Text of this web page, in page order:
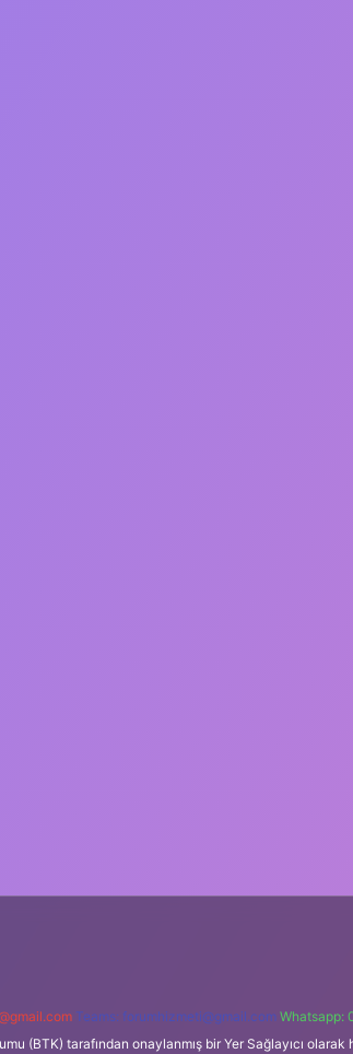
Teams: forumhizmeti@gmail.com Whatsapp:
(BTK) tarafından onaylanmış bir Yer Sağlayıcı